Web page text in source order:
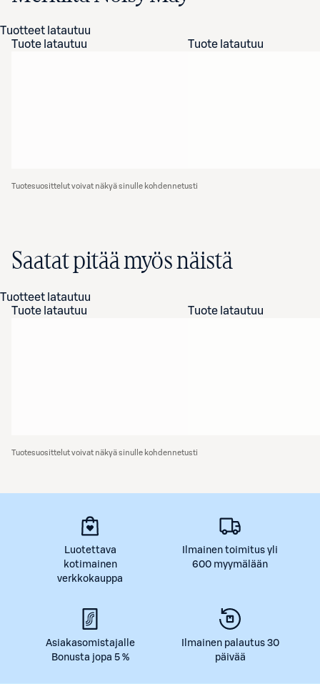
Tuotteet latautuu
Tuote latautuu
Tuote latautuu
Tuotesuosittelut voivat näkyä sinulle kohdennetusti
Saatat pitää myös näistä
Tuotteet latautuu
Tuote latautuu
Tuote latautuu
Tuotesuosittelut voivat näkyä sinulle kohdennetusti
Luotettava
kotimainen
verkkokauppa
Ilmainen toimitus yli
600 myymälään
Asiakasomistajalle
Bonusta jopa 5 %
Ilmainen palautus 30
päivää